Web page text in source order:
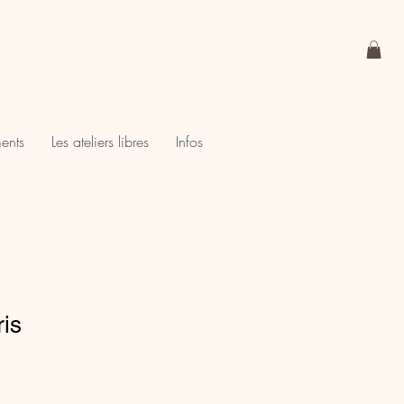
Les ateliers libres Infos